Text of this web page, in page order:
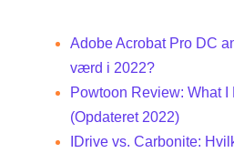
Adobe Acrobat Pro DC
værd i 2022?
Powtoon Review: What
(Opdateret 2022)
IDrive vs. Carbonite: